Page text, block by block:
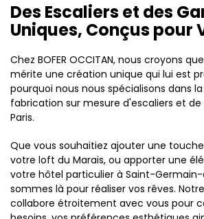
Des Escaliers et des
Uniques, Conçus pour
Chez BOFER OCCITAN, nous croyons
mérite une création unique qui lui est
pourquoi nous nous spécialisons dans
fabrication sur mesure d'escaliers et
Paris.
Que vous souhaitiez ajouter une
votre loft du Marais, ou apporter une
votre hôtel particulier à Saint-Germain-
sommes là pour réaliser vos rêves.
collabore étroitement avec vous pour